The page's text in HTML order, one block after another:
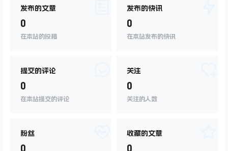
发布的文章
0
在本站的投稿
发布的快讯
0
在本站发布的快讯
提交的评论
0
在本站提交的评论
关注
0
关注的人数
粉丝
0
收藏的文章
0